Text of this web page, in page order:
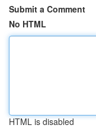
Submit a Comment
No HTML
HTML is disabled